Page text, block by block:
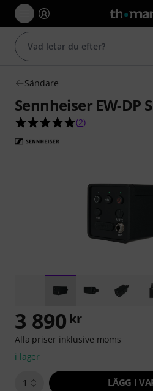
Sändare
Sennheiser EW-DP
5.0 av 5 stjärnor
(2)
3 890 kr
Alla priser inklusive moms
i lager
1 LÄGG I